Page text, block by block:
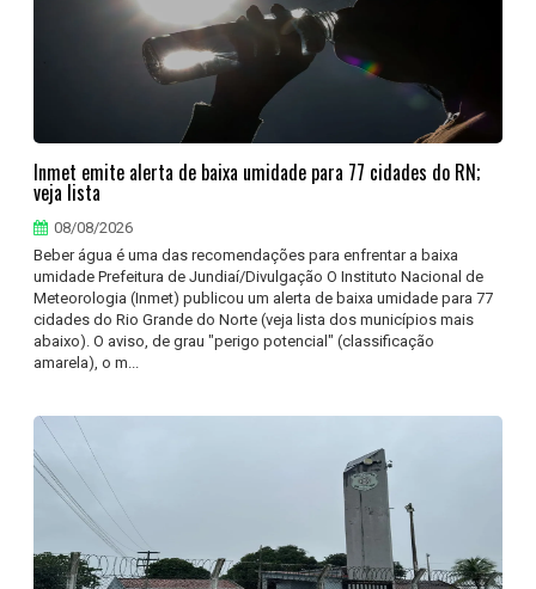
Inmet emite alerta de baixa umidade para 77 cidades do RN;
veja lista
08/08/2026
Beber água é uma das recomendações para enfrentar a baixa
umidade Prefeitura de Jundiaí/Divulgação O Instituto Nacional de
Meteorologia (Inmet) publicou um alerta de baixa umidade para 77
cidades do Rio Grande do Norte (veja lista dos municípios mais
abaixo). O aviso, de grau "perigo potencial" (classificação
amarela), o m...